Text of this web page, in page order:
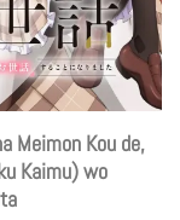
Meimon Kou de,
Kaimu) wo